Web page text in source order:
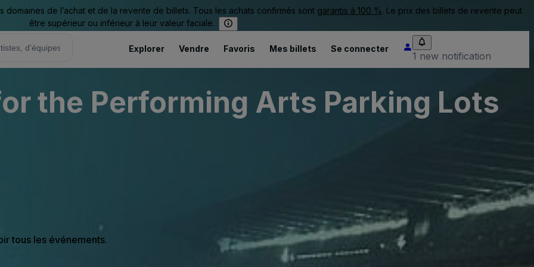
de l’achat et de la revente de billets. Tous les achats confirmés sont garantis à 100 %. Le prix des billets de revente peut
être supérieur ou inférieur à leur valeur faciale.
Explorer Vendre Favoris Mes billets Se connecter
1 new notification
the Performing Arts Parking Lots
tous les événements.